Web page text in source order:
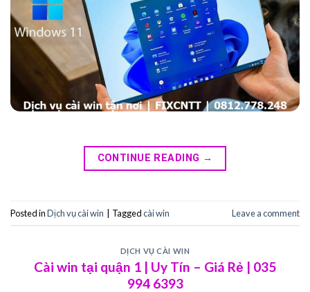
CONTINUE READING →
Posted inDịch vụ cài win Taggedcài win Leave a comment
DỊCH VỤ CÀI WIN
Cài win tại quận 1 | Uy Tín – Giá Rẻ | 035
994 6393